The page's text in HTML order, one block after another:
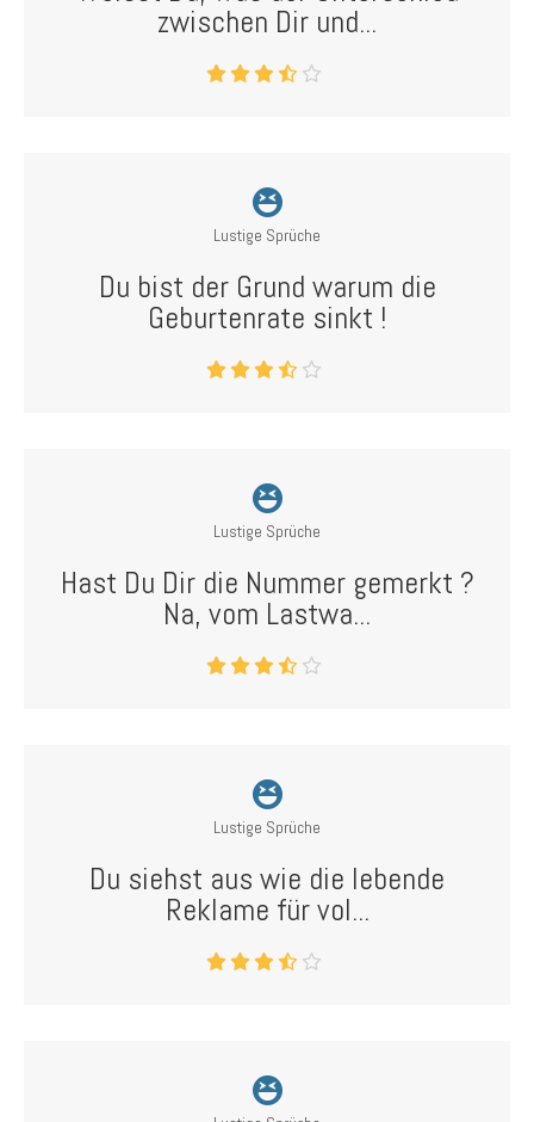
zwischen Dir und...
Lustige Sprüche
Du bist der Grund warum die
Geburtenrate sinkt !
Lustige Sprüche
Hast Du Dir die Nummer gemerkt ?
Na, vom Lastwa...
Lustige Sprüche
Du siehst aus wie die lebende
Reklame für vol...